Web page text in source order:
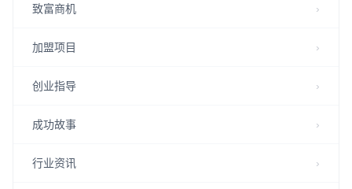
致富商机
加盟项目
创业指导
成功故事
行业资讯